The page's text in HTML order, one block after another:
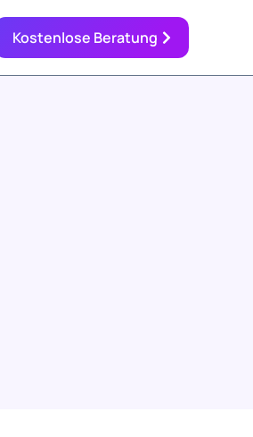
Kostenlose Beratung